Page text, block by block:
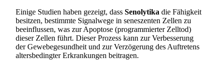
Einige Studien haben gezeigt, dass Senolytika die Fähigkeit
besitzen, bestimmte Signalwege in seneszenten Zellen zu
beeinflussen, was zur Apoptose (programmierter Zelltod)
dieser Zellen führt. Dieser Prozess kann zur Verbesserung
der Gewebegesundheit und zur Verzögerung des Auftretens
altersbedingter Erkrankungen beitragen.